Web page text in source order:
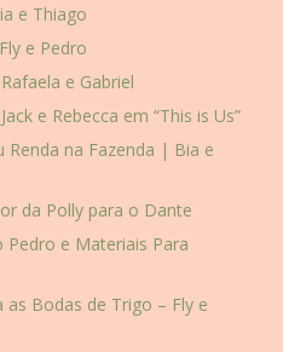
e Thiago
e Pedro
e Gabriel
e Rebecca em “This is Us”
Renda na Fazenda | Bia e
da Polly para o Dante
Pedro e Materiais Para
Bodas de Trigo – Fly e